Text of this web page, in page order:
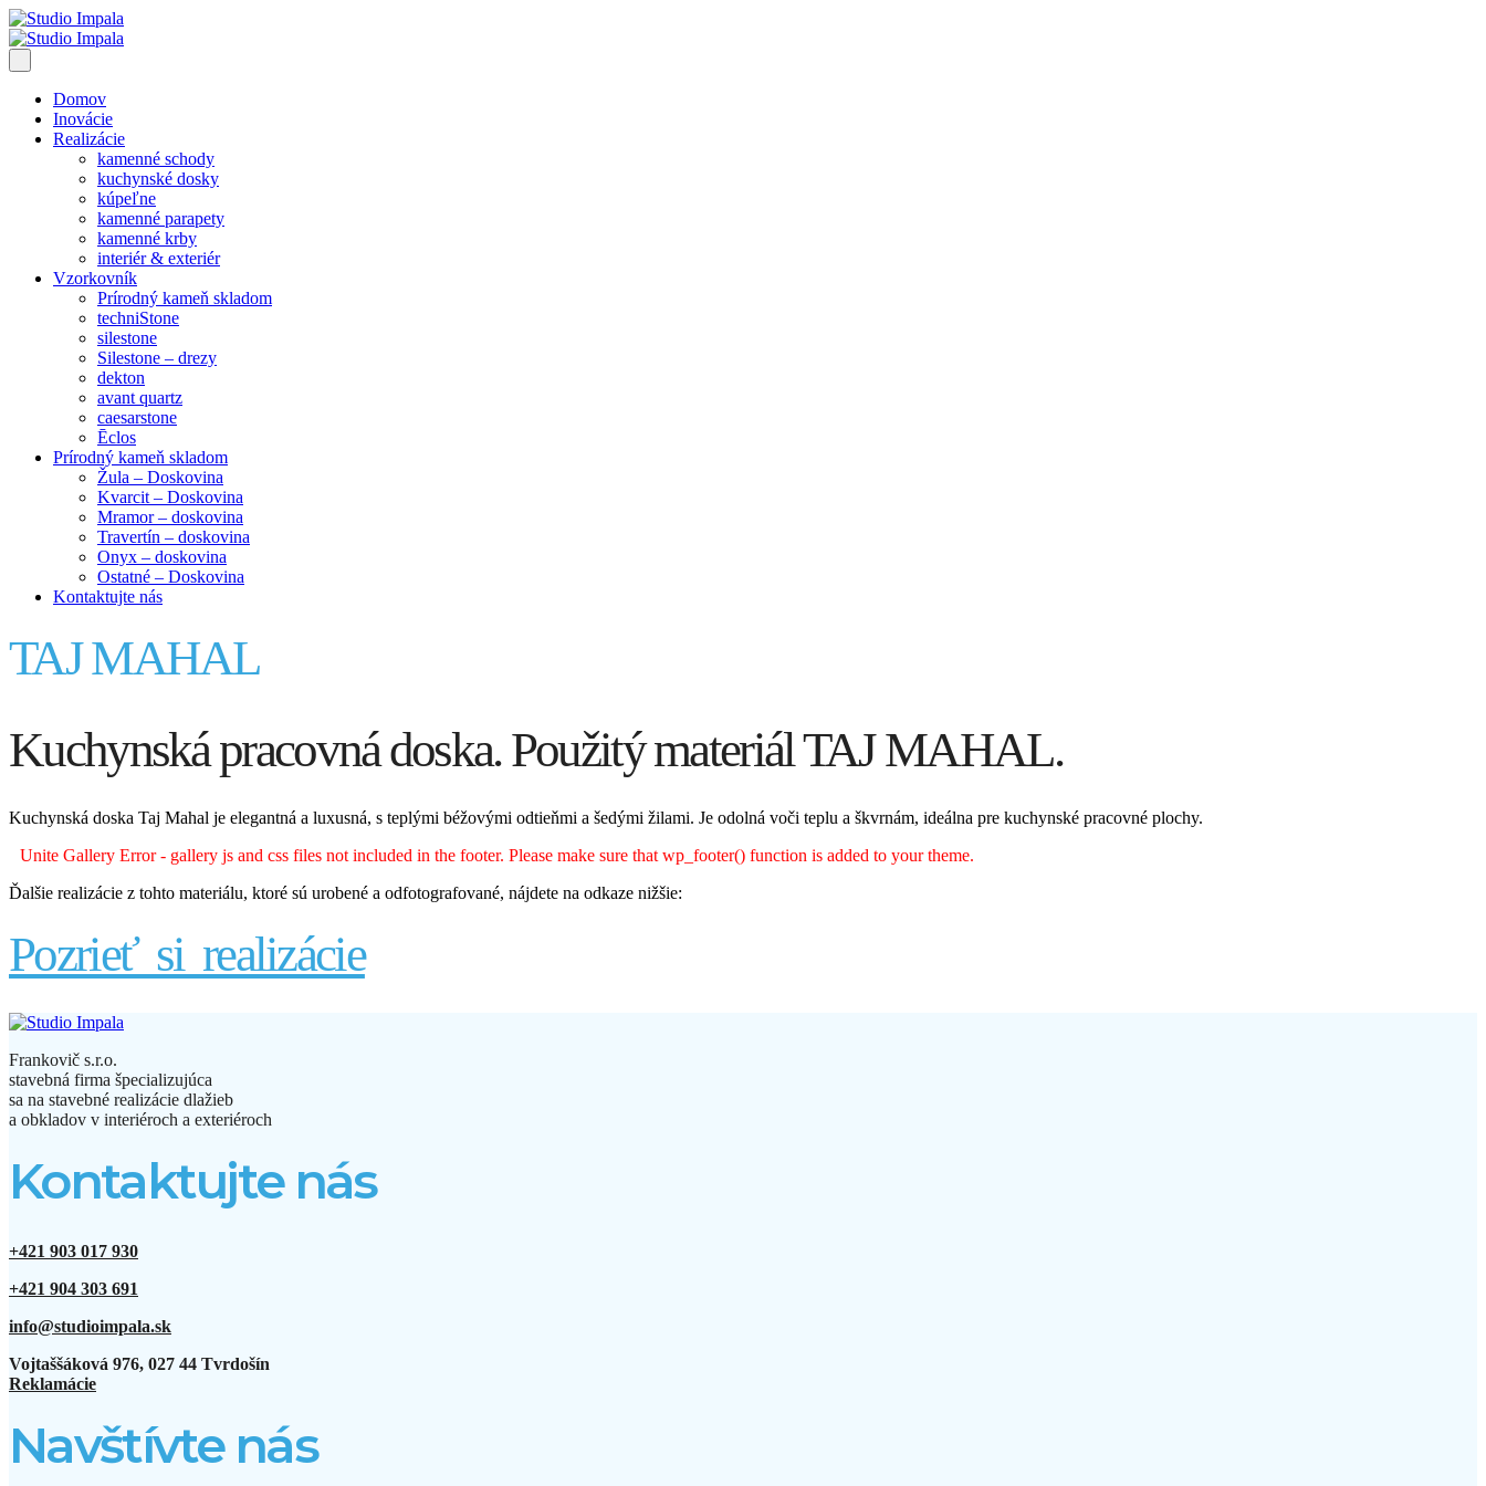
Domov
Inovácie
Realizácie
kamenné schody
kuchynské dosky
kúpeľne
kamenné parapety
kamenné krby
interiér & exteriér
Vzorkovník
Prírodný kameň skladom
techniStone
silestone
Silestone – drezy
dekton
avant quartz
caesarstone
Ēclos
Prírodný kameň skladom
Žula – Doskovina
Kvarcit – Doskovina
Mramor – doskovina
Travertín – doskovina
Onyx – doskovina
Ostatné – Doskovina
Kontaktujte nás
TAJ MAHAL
Kuchynská pracovná doska. Použitý materiál TAJ MAHAL.
Kuchynská doska Taj Mahal je elegantná a luxusná, s teplými béžovými odtieňmi a šedými žilami. Je odolná voči teplu a škvrnám, ideálna pre kuchynské pracovné plochy.
Unite Gallery Error - gallery js and css files not included in the footer. Please make sure that wp_footer() function is added to your theme.
Ďalšie realizácie z tohto materiálu, ktoré sú urobené a odfotografované, nájdete na odkaze nižšie:
Pozrieť si realizácie
Frankovič s.r.o.
stavebná firma špecializujúca
sa na stavebné realizácie dlažieb
a obkladov v interiéroch a exteriéroch
Kontaktujte nás
+421 903 017 930
+421 904 303 691
info@studioimpala.sk
Vojtaššáková 976, 027 44 Tvrdošín
Reklamácie
Navštívte nás